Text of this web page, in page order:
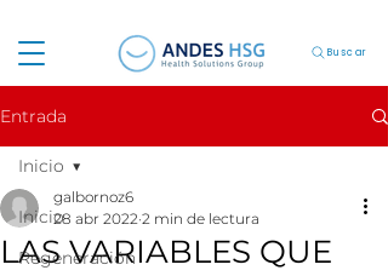
Buscar
Entrada
Inicio
Regeneración
Inicio
LAS VARIABLES QUE
galbornoz6
28 abr 2022 2 min de lectura